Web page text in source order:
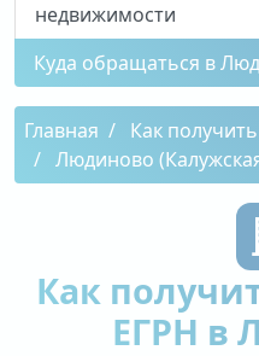
недвижимости
Куда обращаться в
Главная
Как
Людиново
Как
ЕГРН в